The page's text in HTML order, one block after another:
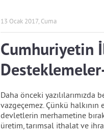
13 Ocak 2017, Cuma
Cumhuriyetin
Daha önceki
vazgeçemez. Çünkü
devletlerin merhametine
üretim, tarımsal ithalat ve